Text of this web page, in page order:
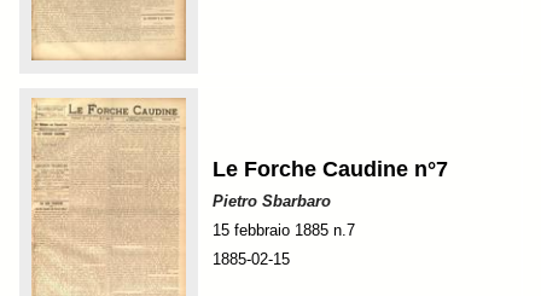
Le Forche Caudine n°7
Pietro Sbarbaro
15 febbraio 1885 n.7
1885-02-15